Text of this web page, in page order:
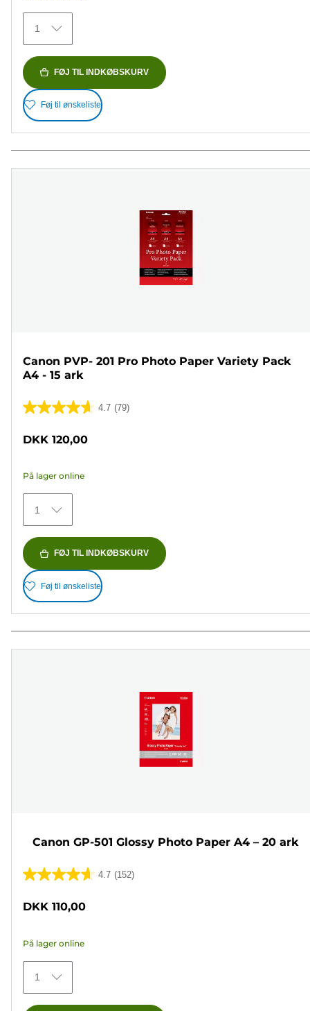
435
anmeldelser
1
FØJ TIL INDKØBSKURV
Føj til ønskeliste
Canon PVP- 201 Pro Photo Paper Variety Pack
A4 - 15 ark
4.7 (79)
4.7
af
stjerner.
79
anmeldelser
DKK 120,00
På lager online
1
FØJ TIL INDKØBSKURV
Føj til ønskeliste
Canon GP-501 Glossy Photo Paper A4 – 20 ark
4.7 (152)
4.7
stjerner.
152
anmeldelser
DKK 110,00
På lager online
1